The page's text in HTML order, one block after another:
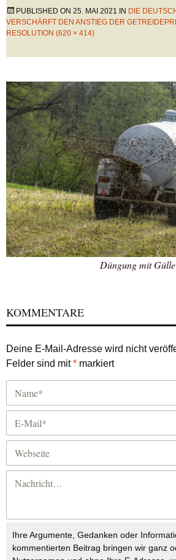
PUBLISHED ON 25. MAI 2021 IN DIE
VERSCHÄRFT DEN ANSTIEG DER
RESOLUTION (620 × 414)
Düngung mit Gülle
KOMMENTARE
Deine E-Mail-Adresse wird nicht
Felder sind mit* markiert
Ihre Argumente, Gedanken oder
kommentierten Beitrag bringen wir ganz